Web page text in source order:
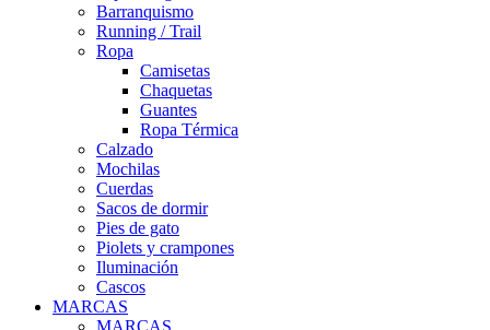
Barranquismo
Running / Trail
Ropa
Camisetas
Chaquetas
Guantes
Ropa Térmica
Calzado
Mochilas
Cuerdas
Sacos de dormir
Pies de gato
Piolets y crampones
Iluminación
Cascos
MARCAS
MARCAS